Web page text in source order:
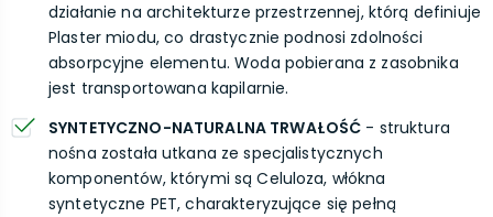
działanie na architekturze przestrzennej, którą definiuje
Plaster miodu, co drastycznie podnosi zdolności
absorpcyjne elementu. Woda pobierana z zasobnika
jest transportowana kapilarnie.
SYNTETYCZNO-NATURALNA TRWAŁOŚĆ - struktura
nośna została utkana ze specjalistycznych
komponentów, którymi są Celuloza, włókna
syntetyczne PET, charakteryzujące się pełną